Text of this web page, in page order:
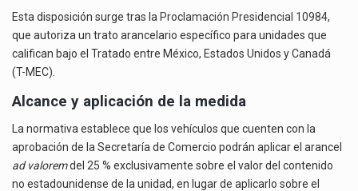
Esta disposición surge tras la Proclamación Presidencial 10984,
que autoriza un trato arancelario específico para unidades que
califican bajo el Tratado entre México, Estados Unidos y Canadá
(T-MEC).
Alcance y aplicación de la medida
La normativa establece que los vehículos que cuenten con la
aprobación de la Secretaría de Comercio podrán aplicar el arancel
ad valoremdel 25 % exclusivamente sobre el valor del contenido
no estadounidense de la unidad, en lugar de aplicarlo sobre el